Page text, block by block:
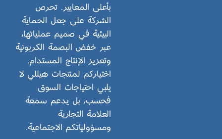
بأعلى المعايير. تحرص
الشركة على جعل الحماية
البيئية في صميم عملياتها،
عبر خفض البصمة الكربونية
وتعزيز الإنتاج المستدام.
اختياركم لمنتجات هيللي لا
يلبي احتياجات السوق
فحسب، بل يدعم سمعة
العلامة التجارية
ومسؤولياتكم الاجتماعية.